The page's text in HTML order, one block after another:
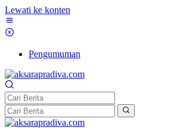
Lewati ke konten
Pengumuman